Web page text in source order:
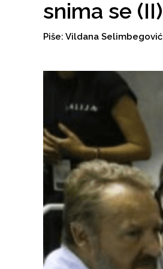
snima se (II)
Piše: Vildana Selimbegović